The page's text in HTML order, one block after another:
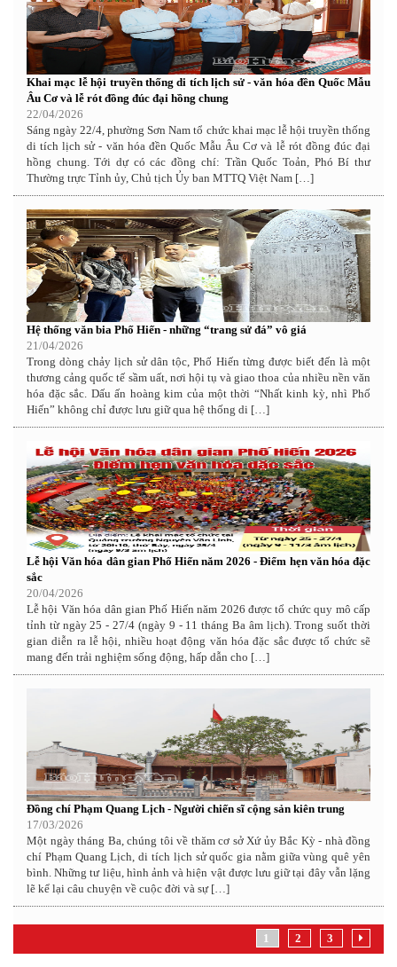
Khai mạc lễ hội truyền thống di tích lịch sử - văn hóa đền Quốc Mẫu
Âu Cơ và lễ rót đồng đúc đại hồng chung
22/04/2026
Sáng ngày 22/4, phường Sơn Nam tổ chức khai mạc lễ hội truyền thống
di tích lịch sử - văn hóa đền Quốc Mẫu Âu Cơ và lễ rót đồng đúc đại
hồng chung. Tới dự có các đồng chí: Trần Quốc Toản, Phó Bí thư
Thường trực Tỉnh ủy, Chủ tịch Ủy ban MTTQ Việt Nam […]
Hệ thống văn bia Phố Hiến - những “trang sử đá” vô giá
21/04/2026
Trong dòng chảy lịch sử dân tộc, Phố Hiến từng được biết đến là một
thương cảng quốc tế sầm uất, nơi hội tụ và giao thoa của nhiều nền văn
hóa đặc sắc. Dấu ấn hoàng kim của một thời “Nhất kinh kỳ, nhì Phố
Hiến” không chỉ được lưu giữ qua hệ thống di […]
Lễ hội Văn hóa dân gian Phố Hiến năm 2026 - Điểm hẹn văn hóa đặc
sắc
20/04/2026
Lễ hội Văn hóa dân gian Phố Hiến năm 2026 được tổ chức quy mô cấp
tỉnh từ ngày 25 - 27/4 (ngày 9 - 11 tháng Ba âm lịch). Trong suốt thời
gian diễn ra lễ hội, nhiều hoạt động văn hóa đặc sắc được tổ chức sẽ
mang đến trải nghiệm sống động, hấp dẫn cho […]
Đồng chí Phạm Quang Lịch - Người chiến sĩ cộng sản kiên trung
17/03/2026
Một ngày tháng Ba, chúng tôi về thăm cơ sở Xứ ủy Bắc Kỳ - nhà đồng
chí Phạm Quang Lịch, di tích lịch sử quốc gia nằm giữa vùng quê yên
bình. Những tư liệu, hình ảnh và hiện vật được lưu giữ tại đây vẫn lặng
lẽ kể lại câu chuyện về cuộc đời và sự […]
1 2 3